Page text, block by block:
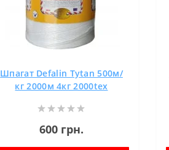
Шпагат Defalin Tytan 500м/
кг 2000м 4кг 2000tex
600 грн.